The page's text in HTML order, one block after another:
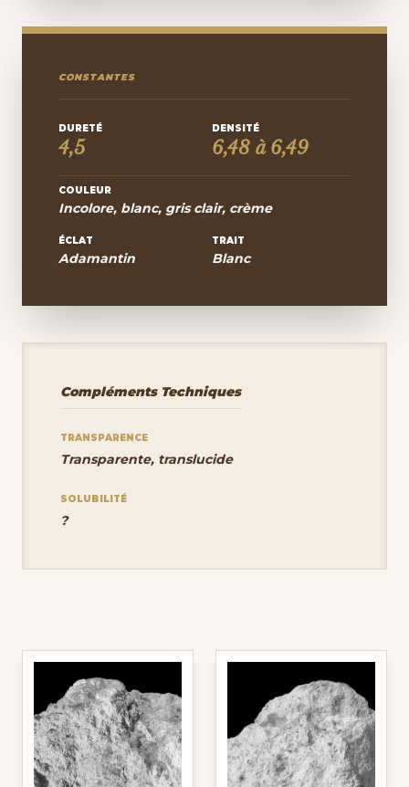
CONSTANTES
DURETÉ
4,5
DENSITÉ
6,48 à 6,49
COULEUR
Incolore, blanc, gris clair, crème
ÉCLAT
Adamantin
TRAIT
Blanc
Compléments Techniques
TRANSPARENCE
Transparente, translucide
SOLUBILITÉ
?